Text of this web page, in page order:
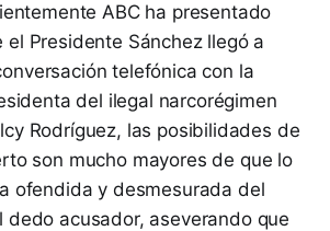
ABC ha presentado
el Presidente Sánchez llegó a
telefónica con la
del ilegal narcorégimen
Rodríguez, las posibilidades de
son mucho mayores de que lo
ofendida y desmesurada del
dedo acusador, aseverando que